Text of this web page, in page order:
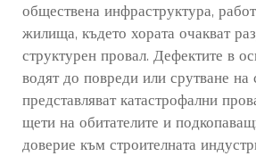
обществена инфраструктура,
жилища, където хората очакват
структурен провал. Дефектите в
водят до повреди или срутване на
представляват катастрофални
щети на обитателите и
доверие към строителната